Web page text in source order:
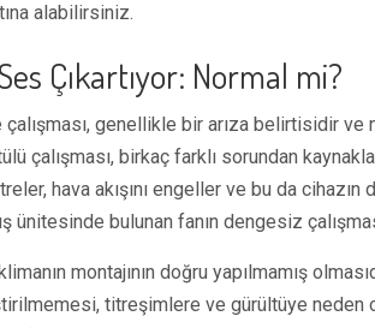
alabilirsiniz.
Çıkartıyor: Normal mi?
genellikle bir arıza belirtisidir ve
çalışması, birkaç farklı sorundan
hava akışını engeller ve bu da cihazın
ünitesinde bulunan fanın dengesiz
montajının doğru yapılmamış
titreşimlere ve gürültüye neden